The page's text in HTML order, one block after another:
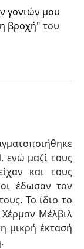
γονιών μου
βροχή" του
μαζί τους
και τους
έδωσαν τον
Το ίδιο το
Μέλβιλ
μικρή έκτασή